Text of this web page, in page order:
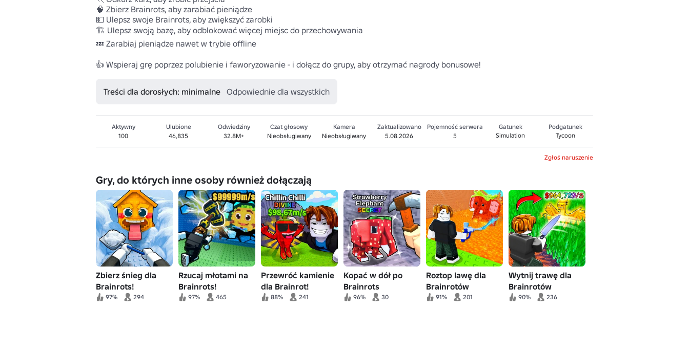
🧠 Zbierz Brainrots, aby zarabiać pieniądze
💵 Ulepsz swoje Brainrots, aby zwiększyć zarobki
🏗️ Ulepsz swoją bazę, aby odblokować więcej miejsc do przechowywania
💤 Zarabiaj pieniądze nawet w trybie offline
👍 Wspieraj grę poprzez polubienie i faworyzowanie - i dołącz do grupy, aby otrzymać nagrody bonusowe!
Treści dla dorosłych: minimalne Odpowiednie dla wszystkich
Aktywny
100
Ulubione
46,835
Odwiedziny
32.8M+
Czat głosowy
Nieobsługiwany
Kamera
Nieobsługiwany
Zaktualizowano
5.08.2026
Pojemność serwera
5
Gatunek
Simulation
Podgatunek
Tycoon
Zgłoś naruszenie
Gry, do których inne osoby również dołączają
Zbierz śnieg dla
Brainrots!
97% 294
Rzucaj młotami na
Brainrots!
97% 465
Przewróć kamienie
dla Brainrot!
88% 241
Kopać w dół po
Brainrots
96% 30
Roztop lawę dla
Brainrotów
91% 201
Wytnij trawę dla
Brainrotów
90% 236